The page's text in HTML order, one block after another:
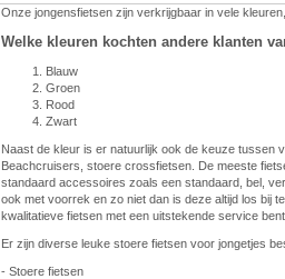
Onze jongensfietsen zijn verkrijgbaar in vele
Welke kleuren kochten andere klanten
Blauw
Groen
Rood
Zwart
Naast de kleur is er natuurlijk ook de keuze tussen
Beachcruisers, stoere crossfietsen. De meeste
standaard accessoires zoals een standaard, bel,
ook met voorrek en zo niet dan is deze altijd los bij
kwalitatieve fietsen met een uitstekende service
Er zijn diverse leuke stoere fietsen voor jongetjes
- Stoere fietsen